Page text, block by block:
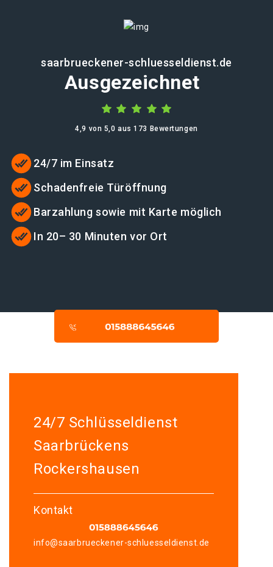
saarbrueckener-schluesseldienst.de
Ausgezeichnet
4,9 von 5,0 aus 173 Bewertungen
24/7 im Einsatz
Schadenfreie Türöffnung
Barzahlung sowie mit Karte möglich
In 20– 30 Minuten vor Ort
24/7 Schlüsseldienst
Saarbrückens
Rockershausen
Kontakt
info@saarbrueckener-schluesseldienst.de